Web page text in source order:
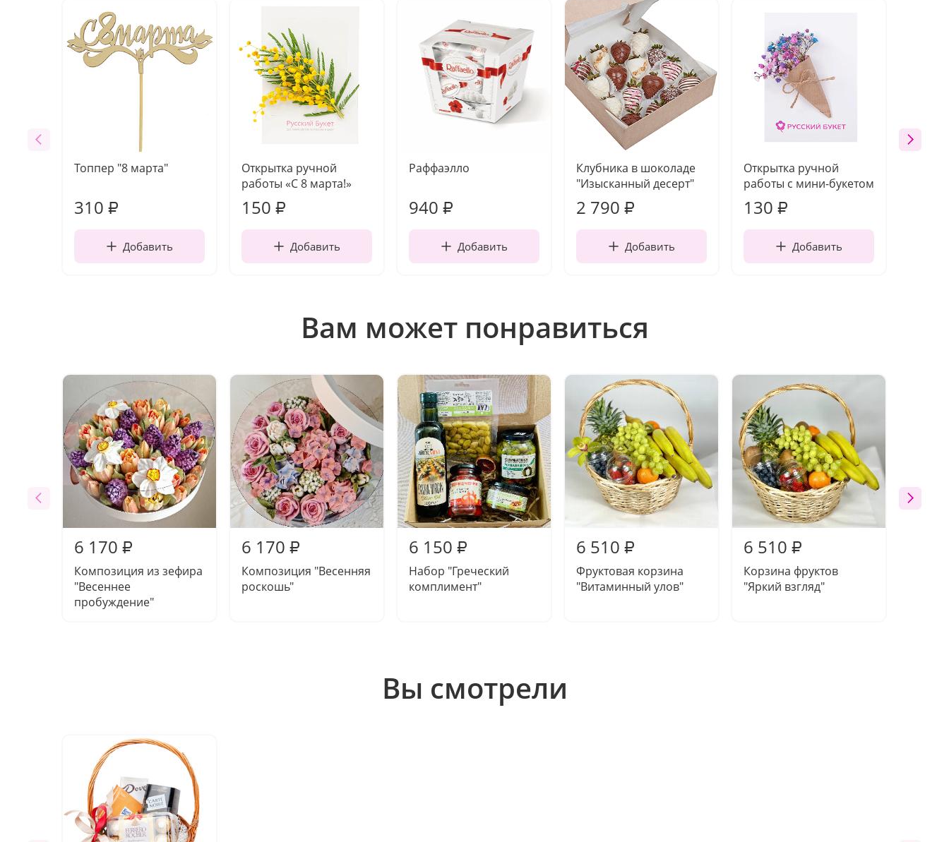
Топпер "8 марта"
310 ₽
Добавить
Открытка ручной
работы «С 8 марта!»
150 ₽
Добавить
Раффаэлло
940 ₽
Добавить
Клубника в шоколаде
"Изысканный десерт"
2 790 ₽
Добавить
Открытка ручной
работы с мини-букетом
130 ₽
Добавить
Вам может понравиться
6 170 ₽
Композиция из зефира
"Весеннее
пробуждение"
6 170 ₽
Композиция "Весенняя
роскошь"
6 150 ₽
Набор "Греческий
комплимент"
6 510 ₽
Фруктовая корзина
"Витаминный улов"
6 510 ₽
Корзина фруктов
"Яркий взгляд"
Вы смотрели